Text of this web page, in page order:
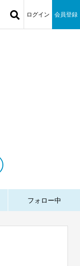
ログイン 会員登録
フォロー中